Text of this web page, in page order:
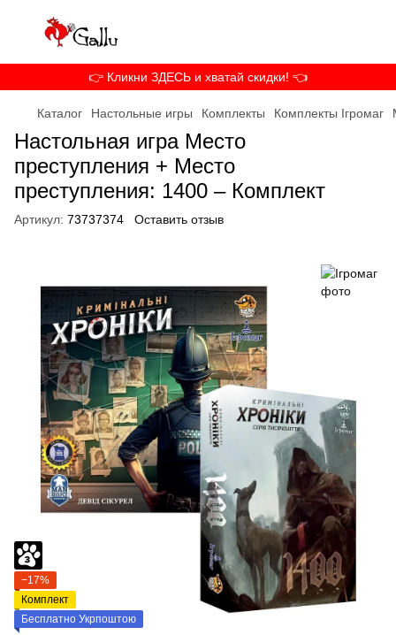
👉 Кликни ЗДЕСЬ и хватай скидки! 👈
Каталог Настольные игры Комплекты Комплекты Ігромаг
Настольная игра Место
преступления + Место
преступления: 1400 – Комплект
Артикул: 73737374 Оставить отзыв
−17%
Комплект
Бесплатно Укрпоштою